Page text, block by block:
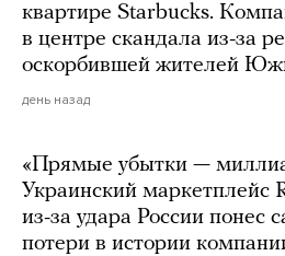
квартире Starbucks.
в центре скандала из-за
оскорбившей жителей
день назад
«Прямые убытки —
Украинский маркетплейс
из-за удара России понес
потери в истории